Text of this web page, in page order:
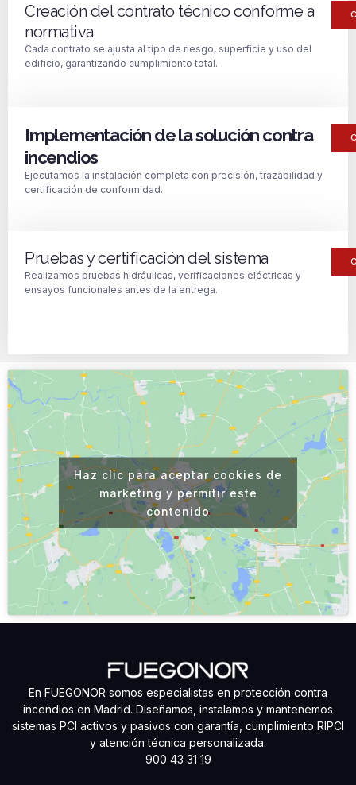
Creación del contrato técnico conforme a
normativa
Cada contrato se ajusta al tipo de riesgo, superficie y uso del
edificio, garantizando cumplimiento total.
Implementación de la solución contra
incendios
Ejecutamos la instalación completa con precisión, trazabilidad y
certificación de conformidad.
Pruebas y certificación del sistema
Realizamos pruebas hidráulicas, verificaciones eléctricas y
ensayos funcionales antes de la entrega.
Haz clic para aceptar cookies de
marketing y permitir este
contenido
En FUEGONOR somos especialistas en protección contra
incendios en Madrid. Diseñamos, instalamos y mantenemos
sistemas PCI activos y pasivos con garantía, cumplimiento RIPCI
y atención técnica personalizada.
900 43 31 19